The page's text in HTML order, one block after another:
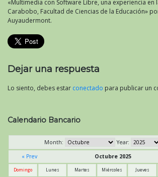
«Multimedia con Software Libre, una experiencia en
Carabobo, Facultad de Ciencias de la Educación»
Auyaudermont.
Dejar una respuesta
Lo siento, debes estar conectado para publicar un
Calendario Bancario
Month:
Year:
« Prev
Octubre 2025
Domingo Lunes Martes Miércoles Jueves